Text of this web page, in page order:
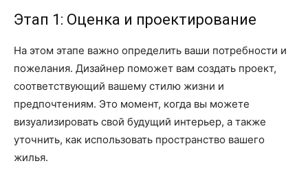
Этап 1: Оценка и проектирование
На этом этапе важно определить ваши потребности и
пожелания. Дизайнер поможет вам создать проект,
соответствующий вашему стилю жизни и
предпочтениям. Это момент, когда вы можете
визуализировать свой будущий интерьер, а также
уточнить, как использовать пространство вашего
жилья.